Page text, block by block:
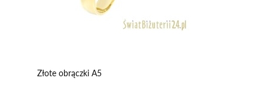
Złote obrączki A5